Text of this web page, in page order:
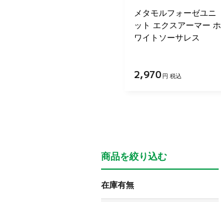
メタモルフォーゼユニ
ット エクスアーマー ホ
ワイトソーサレス
2,970 円 税込
商品を絞り込む
在庫有無